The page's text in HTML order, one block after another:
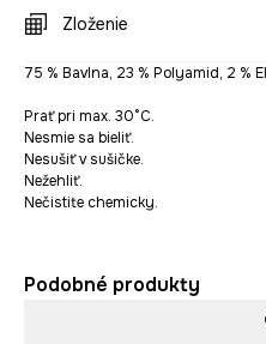
Zloženie
75 % Bavlna, 23 % Polyamid, 2 %
Prať pri max. 30°C.
Nesmie sa bieliť.
Nesušiť v sušičke.
Nežehliť.
Nečistite chemicky.
Podobné produkty